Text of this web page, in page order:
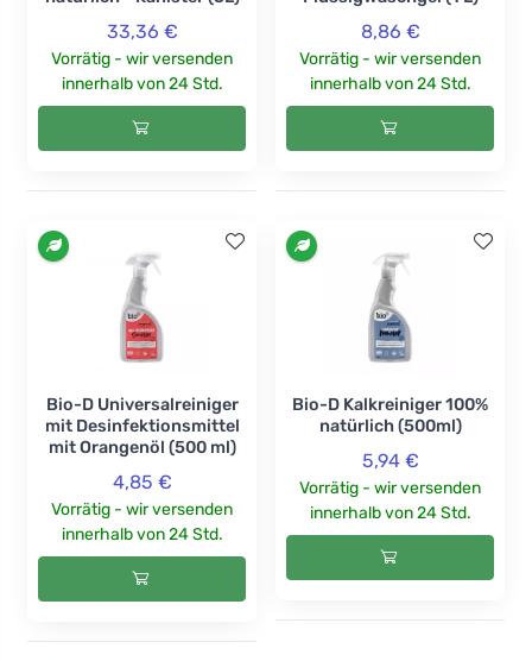
33,36 €
Vorrätig - wir versenden
innerhalb von 24 Std.
8,86 €
Vorrätig - wir versenden
innerhalb von 24 Std.
Bio-D Universalreiniger
mit Desinfektionsmittel
mit Orangenöl (500 ml)
4,85 €
Vorrätig - wir versenden
innerhalb von 24 Std.
Bio-D Kalkreiniger 100%
natürlich (500ml)
5,94 €
Vorrätig - wir versenden
innerhalb von 24 Std.